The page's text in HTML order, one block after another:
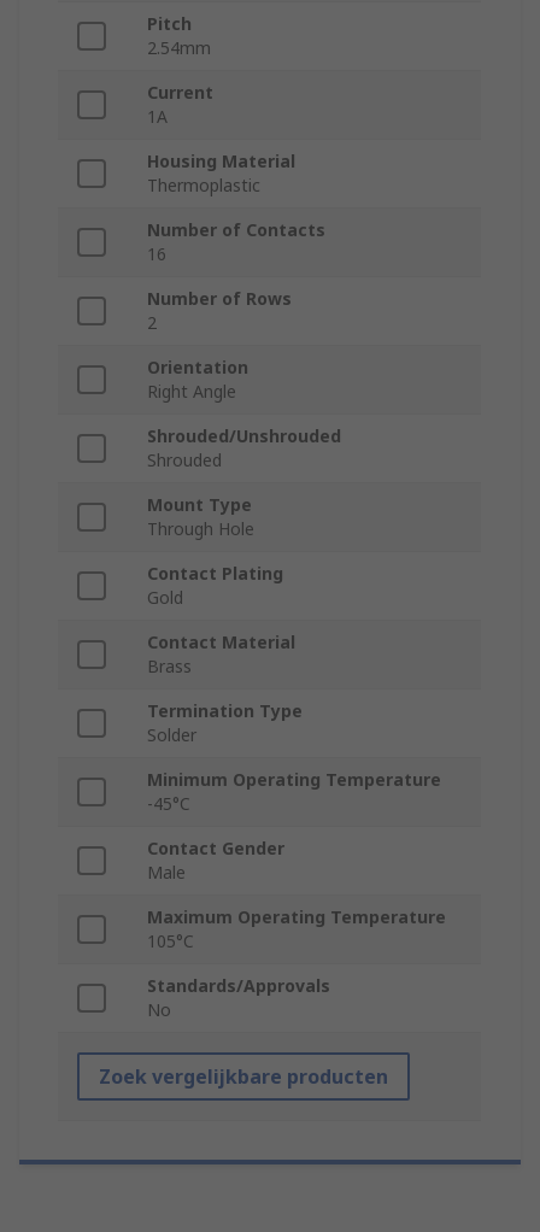
Pitch
2.54mm
Current
1A
Housing Material
Thermoplastic
Number of Contacts
16
Number of Rows
2
Orientation
Right Angle
Shrouded/Unshrouded
Shrouded
Mount Type
Through Hole
Contact Plating
Gold
Contact Material
Brass
Termination Type
Solder
Minimum Operating Temperature
-45°C
Contact Gender
Male
Maximum Operating Temperature
105°C
Standards/Approvals
No
Zoek vergelijkbare producten